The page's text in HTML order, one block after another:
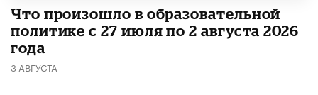
​Что произошло в образовательной
политике с 27 июля по 2 августа 2026
года
3 АВГУСТА